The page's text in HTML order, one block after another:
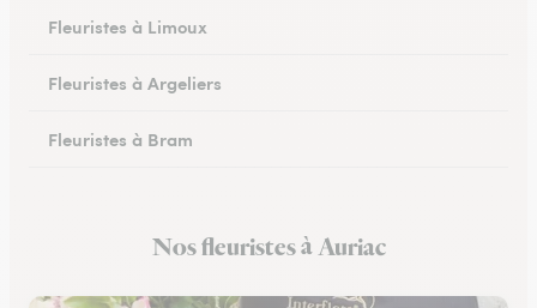
Fleuristes à Limoux
Fleuristes à Argeliers
Fleuristes à Bram
Fleuristes à Peyriac-Minervois
Nos fleuristes à Auriac